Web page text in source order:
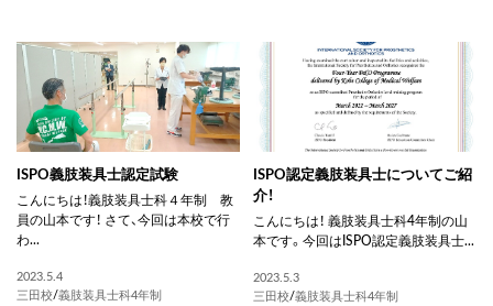
ISPO義肢装具士認定試験
こんにちは！義肢装具士科４年制 教
員の山本です！ さて、今回は本校で行
わ...
2023.5.4
三田校/義肢装具士科4年制
ISPO認定義肢装具士についてご紹
介！
こんにちは！ 義肢装具士科4年制の山
本です。今回はISPO認定義肢装具士...
2023.5.3
三田校/義肢装具士科4年制